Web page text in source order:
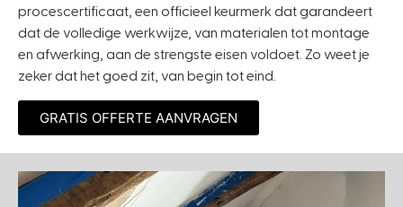
procescertificaat, een officieel keurmerk dat garandeert
dat de volledige werkwijze, van materialen tot montage
en afwerking, aan de strengste eisen voldoet. Zo weet je
zeker dat het goed zit, van begin tot eind.
GRATIS OFFERTE AANVRAGEN